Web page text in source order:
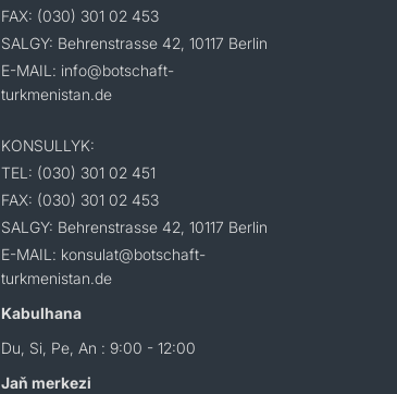
FAX: (030) 301 02 453
SALGY: Behrenstrasse 42, 10117 Berlin
E-MAIL: info@botschaft-
turkmenistan.de
KONSULLYK:
TEL: (030) 301 02 451
FAX: (030) 301 02 453
SALGY: Behrenstrasse 42, 10117 Berlin
E-MAIL: konsulat@botschaft-
turkmenistan.de
Kabulhana
Du, Si, Pe, An : 9:00 - 12:00
Jaň merkezi